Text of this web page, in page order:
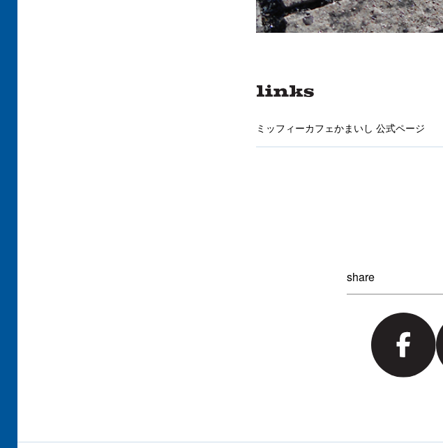
ミッフィーカフェかまいし 公式ページ
share